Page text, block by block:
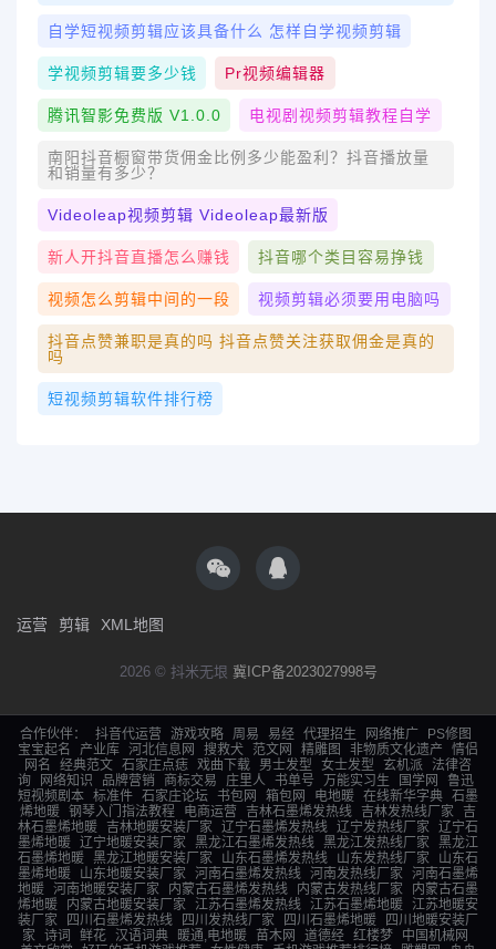
自学短视频剪辑应该具备什么 怎样自学视频剪辑
学视频剪辑要多少钱 Pr视频编辑器
腾讯智影免费版 V1.0.0 电视剧视频剪辑教程自学
南阳抖音橱窗带货佣金比例多少能盈利？抖音播放量
和销量有多少？
Videoleap视频剪辑 Videoleap最新版
新人开抖音直播怎么赚钱 抖音哪个类目容易挣钱
视频怎么剪辑中间的一段 视频剪辑必须要用电脑吗
抖音点赞兼职是真的吗 抖音点赞关注获取佣金是真的
吗
短视频剪辑软件排行榜
运营 剪辑 XML地图
2026 © 抖米无垠 冀ICP备2023027998号
合作伙伴： 抖音代运营 游戏攻略 周易 易经 代理招生 网络推广
PS修图
宝宝起名
产业库 河北信息网 搜救犬 范文网 精雕图 非物质文化遗产
情侣
网名
经典范文 石家庄点痣 戏曲下载 男士发型 女士发型 玄机派
法律咨
询
网络知识 品牌营销 商标交易 庄里人 书单号 万能实习生 国学网
鲁迅
短视频剧本 标准件 石家庄论坛 书包网 箱包网 电地暖 在线新华字典 石墨
烯地暖 钢琴入门指法教程 电商运营 吉林石墨烯发热线 吉林发热线厂家
吉
林石墨烯地暖
吉林地暖安装厂家 辽宁石墨烯发热线 辽宁发热线厂家
辽宁石
墨烯地暖 辽宁地暖安装厂家 黑龙江石墨烯发热线 黑龙江发热线厂家
黑龙江
石墨烯地暖 黑龙江地暖安装厂家 山东石墨烯发热线 山东发热线厂家
山东石
墨烯地暖
山东地暖安装厂家 河南石墨烯发热线 河南发热线厂家
河南石墨烯
地暖 河南地暖安装厂家 内蒙古石墨烯发热线 内蒙古发热线厂家
内蒙古石墨
烯地暖
内蒙古地暖安装厂家 江苏石墨烯发热线 江苏石墨烯地暖
江苏地暖安
装厂家
四川石墨烯发热线 四川发热线厂家 四川石墨烯地暖
四川地暖安装厂
家
诗词 鲜花 汉语词典 暖通,电地暖 苗木网 道德经 红楼梦
中国机械网